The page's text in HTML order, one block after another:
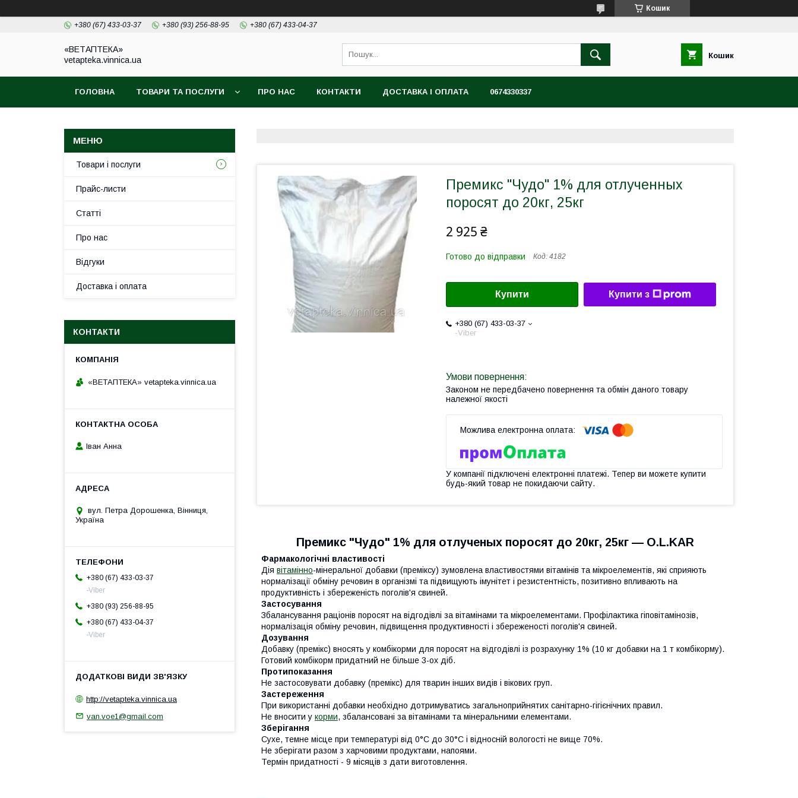
Кошик
+380 (67) 433-03-37 +380 (93) 256-88-95 +380 (67) 433-04-37
«ВЕТАПТЕКА»
vetapteka.vinnica.ua
Кошик
ГОЛОВНА ТОВАРИ ТА ПОСЛУГИ ПРО НАС КОНТАКТИ ДОСТАВКА І ОПЛАТА 0674330337
Премикс "Чудо" 1% для отлученных
поросят до 20кг, 25кг
2 925 ₴
Готово до відправки Код: 4182
Купити Купити з
+380 (67) 433-03-37
-Viber
Законом не передбачено повернення та обмін даного товару
належної якості
У компанії підключені електронні платежі. Тепер ви можете купити
будь-який товар не покидаючи сайту.
Премикс "Чудо" 1% для отлученых поросят до 20кг, 25кг ― O.L.KAR
Фармакологічні властивості
Дія вітамінно-мінеральної добавки (преміксу) зумовлена властивостями вітамінів та мікроелементів, які сприяють
нормалізації обміну речовин в організмі та підвищують імунітет і резистентність, позитивно впливають на
продуктивність і збереженість поголів'я свиней.
Застосування
Збалансування раціонів поросят на відгодівлі за вітамінами та мікроелементами. Профілактика гіповітамінозів,
нормалізація обміну речовин, підвищення продуктивності і збереженості поголів'я свиней.
Дозування
Добавку (премікс) вносять у комбікорми для поросят на відгодівлі із розрахунку 1% (10 кг добавки на 1 т комбікорму).
Готовий комбікорм придатний не більше 3-ох діб.
Протипоказання
Не застосовувати добавку (премікс) для тварин інших видів і вікових груп.
Застереження
При використанні добавки необхідно дотримуватись загальноприйнятих санітарно-гігієнічних правил.
Не вносити у корми, збалансовані за вітамінами та мінеральними елементами.
Зберігання
Сухе, темне місце при температурі від 0°С до 30°С і відносній вологості не вище 70%.
Не зберігати разом з харчовими продуктами, напоями.
Термін придатності - 9 місяців з дати виготовлення.
Товари і послуги
Прайс-листи
Статті
Про нас
Відгуки
Доставка і оплата
КОНТАКТИ
«ВЕТАПТЕКА» vetapteka.vinnica.ua
Іван Анна
вул. Петра Дорошенка, Вінниця,
Україна
+380 (67) 433-03-37
-Viber
+380 (93) 256-88-95
+380 (67) 433-04-37
-Viber
http://vetapteka.vinnica.ua
van.voe1@gmail.com